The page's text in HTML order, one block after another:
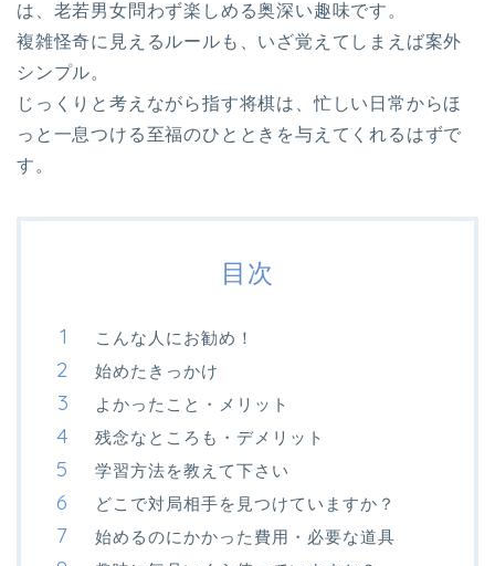
は、老若男女問わず楽しめる奥深い趣味です。
複雑怪奇に見えるルールも、いざ覚えてしまえば案外
シンプル。
じっくりと考えながら指す将棋は、忙しい日常からほ
っと一息つける至福のひとときを与えてくれるはずで
す。
目次
こんな人にお勧め！
始めたきっかけ
よかったこと・メリット
残念なところも・デメリット
学習方法を教えて下さい
どこで対局相手を見つけていますか？
始めるのにかかった費用・必要な道具